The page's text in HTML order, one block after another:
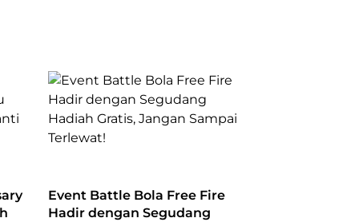
Event Battle Bola Free Fire
Hadir dengan Segudang